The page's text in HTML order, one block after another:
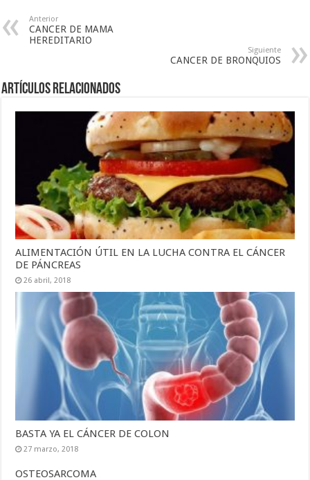
Anterior
CANCER DE MAMA
HEREDITARIO
Siguiente
CANCER DE BRONQUIOS
Artículos Relacionados
ALIMENTACIÓN ÚTIL EN LA LUCHA CONTRA EL CÁNCER
DE PÁNCREAS
26 abril, 2018
BASTA YA EL CÁNCER DE COLON
27 marzo, 2018
OSTEOSARCOMA